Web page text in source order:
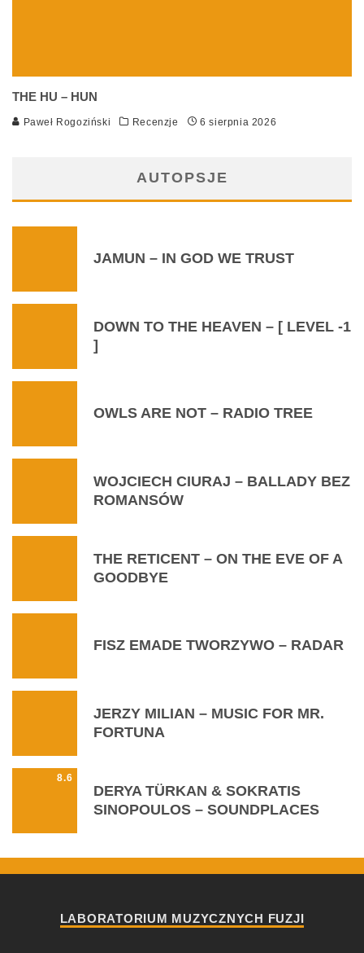
THE HU – HUN
Paweł Rogoziński Recenzje 6 sierpnia 2026
AUTOPSJE
JAMUN – IN GOD WE TRUST
DOWN TO THE HEAVEN – [ LEVEL -1
]
OWLS ARE NOT – RADIO TREE
WOJCIECH CIURAJ – BALLADY BEZ
ROMANSÓW
THE RETICENT – ON THE EVE OF A
GOODBYE
FISZ EMADE TWORZYWO – RADAR
JERZY MILIAN – MUSIC FOR MR.
FORTUNA
8.6
DERYA TÜRKAN & SOKRATIS
SINOPOULOS – SOUNDPLACES
LABORATORIUM MUZYCZNYCH FUZJI